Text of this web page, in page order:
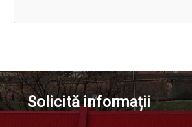
Solicităinformații